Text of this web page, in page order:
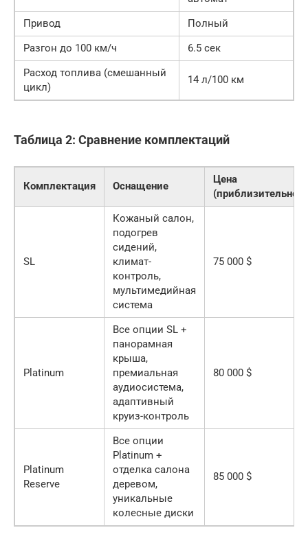
Привод
Полный
Разгон до 100 км/ч
6.5 сек
Расход топлива (смешанный
цикл)
14 л/100 км
Таблица 2: Сравнение комплектаций
Комплектация Оснащение
Цена
(приблизительно)
SL
Кожаный салон,
подогрев
сидений,
климат-
контроль,
мультимедийная
система
75 000 $
Platinum
Все опции SL +
панорамная
крыша,
премиальная
аудиосистема,
адаптивный
круиз-контроль
80 000 $
Platinum
Reserve
Все опции
Platinum +
отделка салона
деревом,
уникальные
колесные диски
85 000 $